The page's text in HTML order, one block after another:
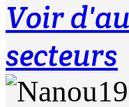
Voir
secteurs